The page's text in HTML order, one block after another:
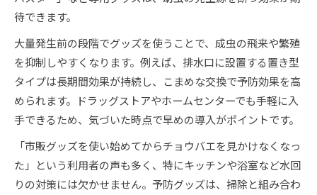
待できます。
大量発生前の段階でグッズを使うことで、成虫の飛来や繁殖
を抑制しやすくなります。例えば、排水口に設置する置き型
タイプは長期間効果が持続し、こまめな交換で予防効果を高
められます。ドラッグストアやホームセンターでも手軽に入
手できるため、気づいた時点で早めの導入がポイントです。
「市販グッズを使い始めてからチョウバエを見かけなくなっ
た」という利用者の声も多く、特にキッチンや浴室など水回
りの対策には欠かせません。予防グッズは、掃除と組み合わ